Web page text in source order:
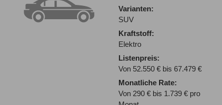
Varianten:
SUV
Kraftstoff:
Elektro
Listenpreis:
Von 52.550 € bis 67.479 €
Monatliche Rate:
Von 290 € bis 1.739 € pro